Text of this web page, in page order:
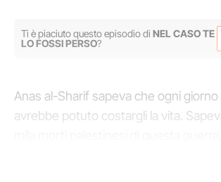
Ti è piaciuto questo episodio di NEL CASO TE
LO FOSSI PERSO?
Anas al-Sharif sapeva che ogni giorno
avrebbe potuto costargli la vita.
avrebbe potuto finire anche lui. Lo